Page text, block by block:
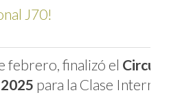
J70!
febrero, finalizó el
para la Clase